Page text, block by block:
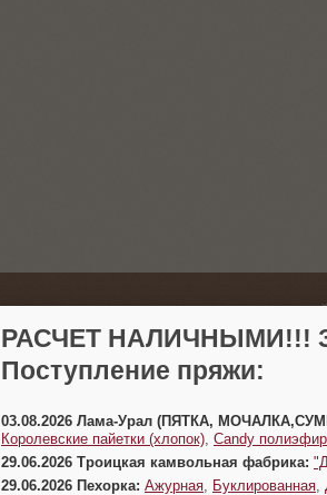
(383)
г.
РАСЧЕТ НАЛИЧНЫМИ!!!
Поступление пряжи:
03.08.2026 Лама-Урал (ПЯТКА,
Королевские пайетки (хлопок) Candy
29.06.2026 Троицкая камвольная фабрика:
29.06.2026 Пехорка: Ажурная Буклированная